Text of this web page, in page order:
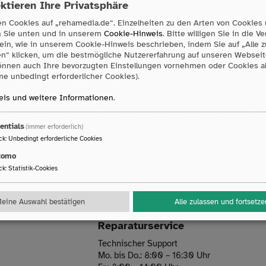
sind Sie immer auf dem
Produkte informiert werden oder einfach immer auf dem
freuen wir uns, wenn Sie sich zu unserem Newsletter
Reparaturservice
Technischer Support
Mo. bis Do.: 8:00 – 16:30 Uhr
Ihre Privatsphäre
Cookies auf „rehamedia.de“. Einzelheiten zu den Arten von Cookies
Sie unten und in unserem Cookie-Hinweis. Bitte willigen Sie in die
wie in unserem Cookie-Hinweis beschrieben, indem Sie auf „Alle
klicken, um die bestmögliche Nutzererfahrung auf unseren
auch Ihre bevorzugten Einstellungen vornehmen oder Cookies
unbedingt erforderlicher Cookies).
und weitere Informationen.
(immer erforderlich)
: Unbedingt erforderliche Cookies
: Statistik-Cookies
Auswahl bestätigen Alle zulassen und